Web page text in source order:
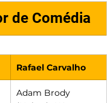
de Comédia
Rafael Carvalho
Adam Brody